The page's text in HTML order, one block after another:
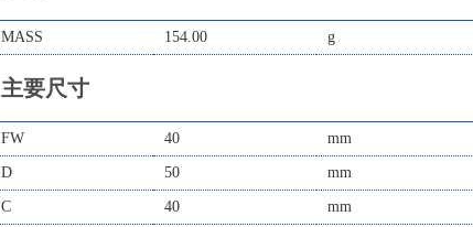
MASS 154.00 g
主要尺寸
FW 40 mm
D 50 mm
C 40 mm